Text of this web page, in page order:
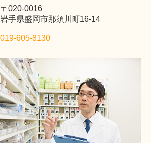
〒020-0016
岩手県盛岡市那須川町16-14
019-605-8130